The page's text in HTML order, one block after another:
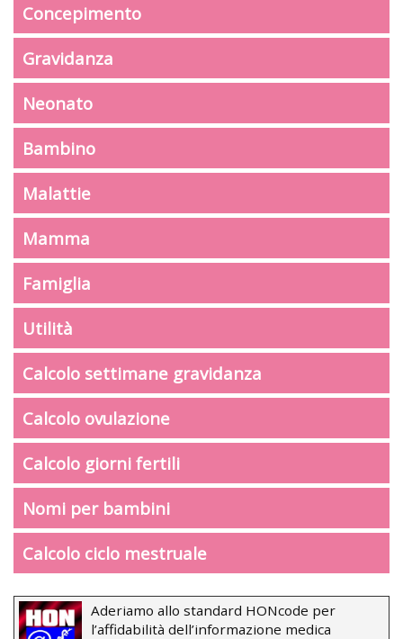
Concepimento
Gravidanza
Neonato
Bambino
Malattie
Mamma
Famiglia
Utilità
Calcolo settimane gravidanza
Calcolo ovulazione
Calcolo giorni fertili
Nomi per bambini
Calcolo ciclo mestruale
Aderiamo allo standard HONcode per
l’affidabilità dell’informazione medica